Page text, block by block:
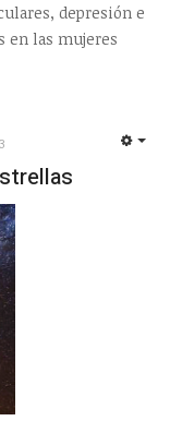
depresión e
en las mujeres